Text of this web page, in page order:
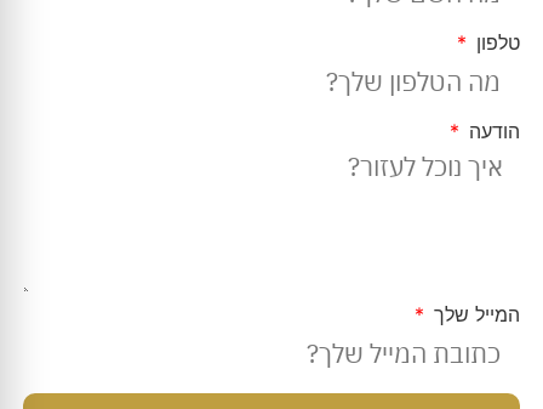
טלפון
הודעה
המייל שלך